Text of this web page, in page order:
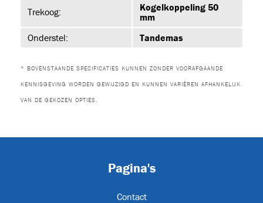
Trekoog:
Kogelkoppeling 50
mm
Onderstel:
Tandemas
* BOVENSTAANDE SPECIFICATIES KUNNEN ZONDER VOORAFGAANDE
KENNISGEVING WORDEN GEWIJZIGD EN KUNNEN VARIËREN AFHANKELIJK
VAN DE GEKOZEN OPTIES.
Pagina's
Contact